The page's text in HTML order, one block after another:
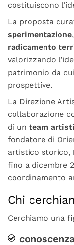
costituiscono
La proposta
sperimentazione,
radicamento
valorizzando
patrimonio da
prospettive.
La Direzione
collaborazione
di un team
fondatore di
artistico storico,
fino a dicembre
coordinamento
Chi
Cerchiamo una